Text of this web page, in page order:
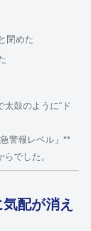
閉めた
鼓のように“ド
警報レベル」**
でした。
配が消え